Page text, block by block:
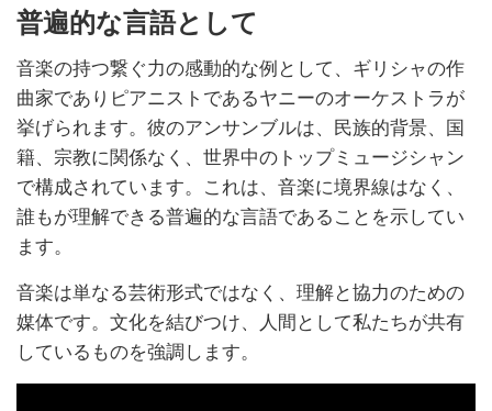
普遍的な言語として
音楽の持つ繋ぐ力の感動的な例として、ギリシャの作
曲家でありピアニストであるヤニーのオーケストラが
挙げられます。彼のアンサンブルは、民族的背景、国
籍、宗教に関係なく、世界中のトップミュージシャン
で構成されています。これは、音楽に境界線はなく、
誰もが理解できる普遍的な言語であることを示してい
ます。
音楽は単なる芸術形式ではなく、理解と協力のための
媒体です。文化を結びつけ、人間として私たちが共有
しているものを強調します。